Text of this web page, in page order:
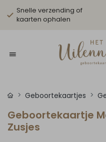
Snelle verzending of
kaarten ophalen
Geboortekaartjes
Geboortekaartje
Zusjes